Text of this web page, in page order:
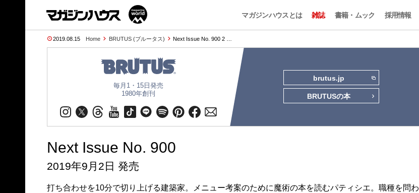
マガジンハウスとは 雑誌 書籍・ムック 採用情報
2019.08.15 Home BRUTUS (ブルータス) Next Issue No. 900 2 …
毎月1・15日発売
1980年創刊
brutus.jp
BRUTUSの本
Next Issue No. 900
2019年9月2日 発売
打ち合わせを10分で切り上げる建築家。メニュー考案のために魔術の本を読むパティシエ。職種を問わ